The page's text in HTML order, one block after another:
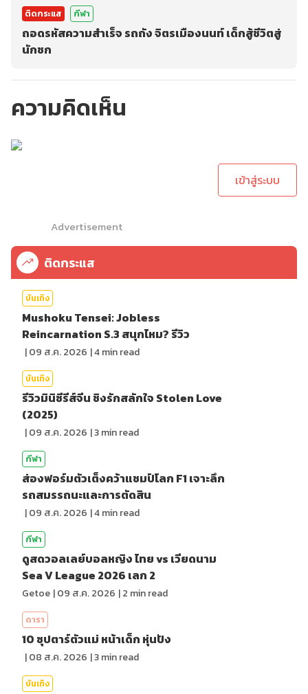
ติดกระแส กีฬา
ถอดรหัสความสำเร็จ รถถัง จิตรเมืองนนท์ เด็กสู้ชีวิตสู่
นักชก
ความคิดเห็น
เข้าสู่ระบบ
Advertisement
ติดกระแส
บันเทิง
Mushoku Tensei: Jobless
Reincarnation S.3 สนุกไหม? รีวิว
|09 ส.ค. 2026 |4min read
บันเทิง
รีวิวมินิซีรีส์จีน ชิงรักสลักใจ Stolen Love
(2025)
|09 ส.ค. 2026 |3min read
กีฬา
ส่องฟอร์มตัวเต็งคว้าแชมป์โลก F1 เจาะลึก
รถสมรรถนะและการตัดสิน
|09 ส.ค. 2026 |4min read
กีฬา
ดูสดวอลเลย์บอลหญิง ไทย vs เวียดนาม
Sea V League 2026 เลก 2
Getoe |09 ส.ค. 2026 |2 min read
ดารา
10 ซุปตาร์ตัวแม่ หน้าเด็ก หุ่นปัง
|08 ส.ค. 2026 |3min read
บันเทิง